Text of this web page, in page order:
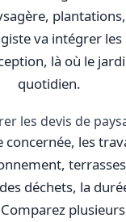
va intégrer
là où le
quotidien.
les devis de
concernée, les
déchets, la